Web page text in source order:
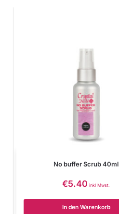
No buffer Scrub 40ml
€5.40 inkl Mwst.
In den Warenkorb